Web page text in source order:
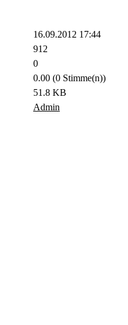
16.09.2012 17:44
912
0
0.00 (0 Stimme(n))
51.8 KB
Admin